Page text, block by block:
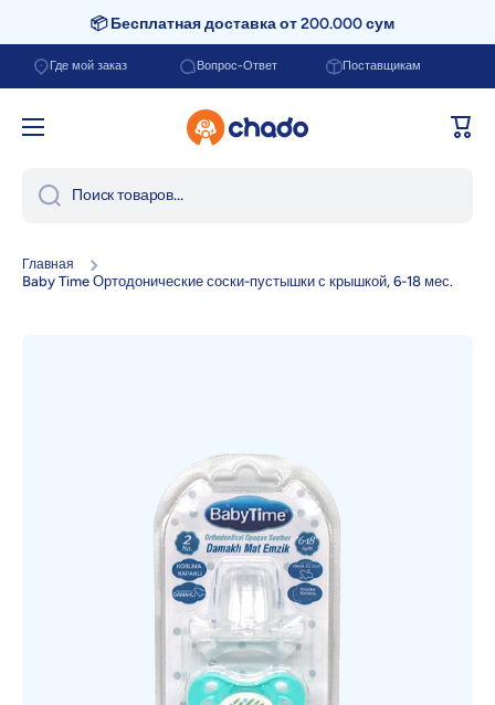
Перейти к содержанию
📦 Бесплатная доставка от 200.000 сум
Где мой заказ Вопрос-Ответ Поставщикам
Поиск товаров...
Главная
Baby Time Ортодонические соски-пустышки с крышкой, 6-18 мес.